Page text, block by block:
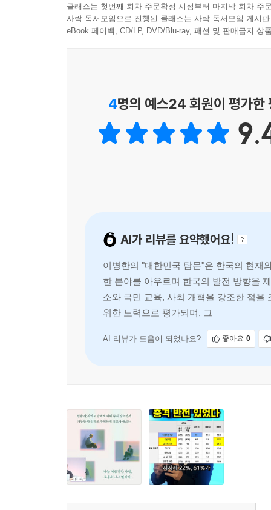
ntology, 존재론)를 탐구한 것이다. (…) 원주에서
언〉이다. 베를린 장벽이 무너진 바로 그해다. 남
리에 접속해 더욱 더 한국적인 것, 아주 더 오래
--- p.142~143
판교의 테크노밸리에서는 ‘이야기’가 들리지 않
--- p.150~151
과천 현대미술관에 가면 백남준의 대표작 중 하
잇는 세계수이자, 지구와 우주를 연결하는 우주
열린 날을 기념하는 단군의 나라다. 인공위성과
린 오픈 스카이에서 펼쳐질 우주생명문명의 테크
인공위성 쇼를 연출했던 디지털-샤먼으로서, 시
와중에 2005년에는 유튜브도 출시되었다. (…) 유
는 문화 콘텐츠는 K-팝이 되었다. (…) 인쇄술 시
터넷 시대부터 한국이 비상한 것이다. 지금의
문화.예술을 파는 진정한 선진국으로 도약하는 마
소국으로 흘러가는 것이 아니라, 문화 선진국이
하나. 잿더미의 제로에서 산업화를 이루어내 세계
‘제로 투 원’ 문명 전환의 그랜드 디자인을 그려본
모여드는 AI 수도, AI 시대의 표준 도시, AI형 미
도시와 표준 문명의 거버넌스를 세계에 퍼뜨려가
산업화 세력과 개화좌파 민주화 세력을 아우르
의 조우, 그리하여 또 하나의 유엔 ‘유나이티드 네
다섯. 방랑하는 노마드로서 유럽과 아시아, 아
백남준을 통해, 디지털 문명의 ‘행성성
국가중심적 세계질서를 대체할 수 있는 행성적
문화의 OS를 우리가 앞장서서 창조해보자는 것이
일곱. 게임 체인저- 문화에서 신화로의 진화, 그
전장이다. 그리고 그 가상세계의 극강의 챔피언
나라’가 되어 ‘단군의 땅’에서 오래된 미래를 되살
해방 100주년, 한국표준 2045를 꿈꾸며
클래스는 첫번째 회차 주문확정 시점부터 마지막 회차 주
사락 독서모임으로 진행된 클래스는 사락 독서모임 게시
eBook 페이백, CD/LP, DVD/Blu-ray, 패션 및 판매금지 상
4명의 예스24 회원이 평가한
AI가 리뷰를 요약했어요!
이병한의 "대한민국 탐문"은 한국의 현재
한 분야를 아우르며 한국의 발전 방향을
소와 국민 교육, 사회 개혁을 강조한 점을
위한 노력으로 평가되며, 그의 리더십은
AI 리뷰가 도움이 되었나요? 좋아요 0